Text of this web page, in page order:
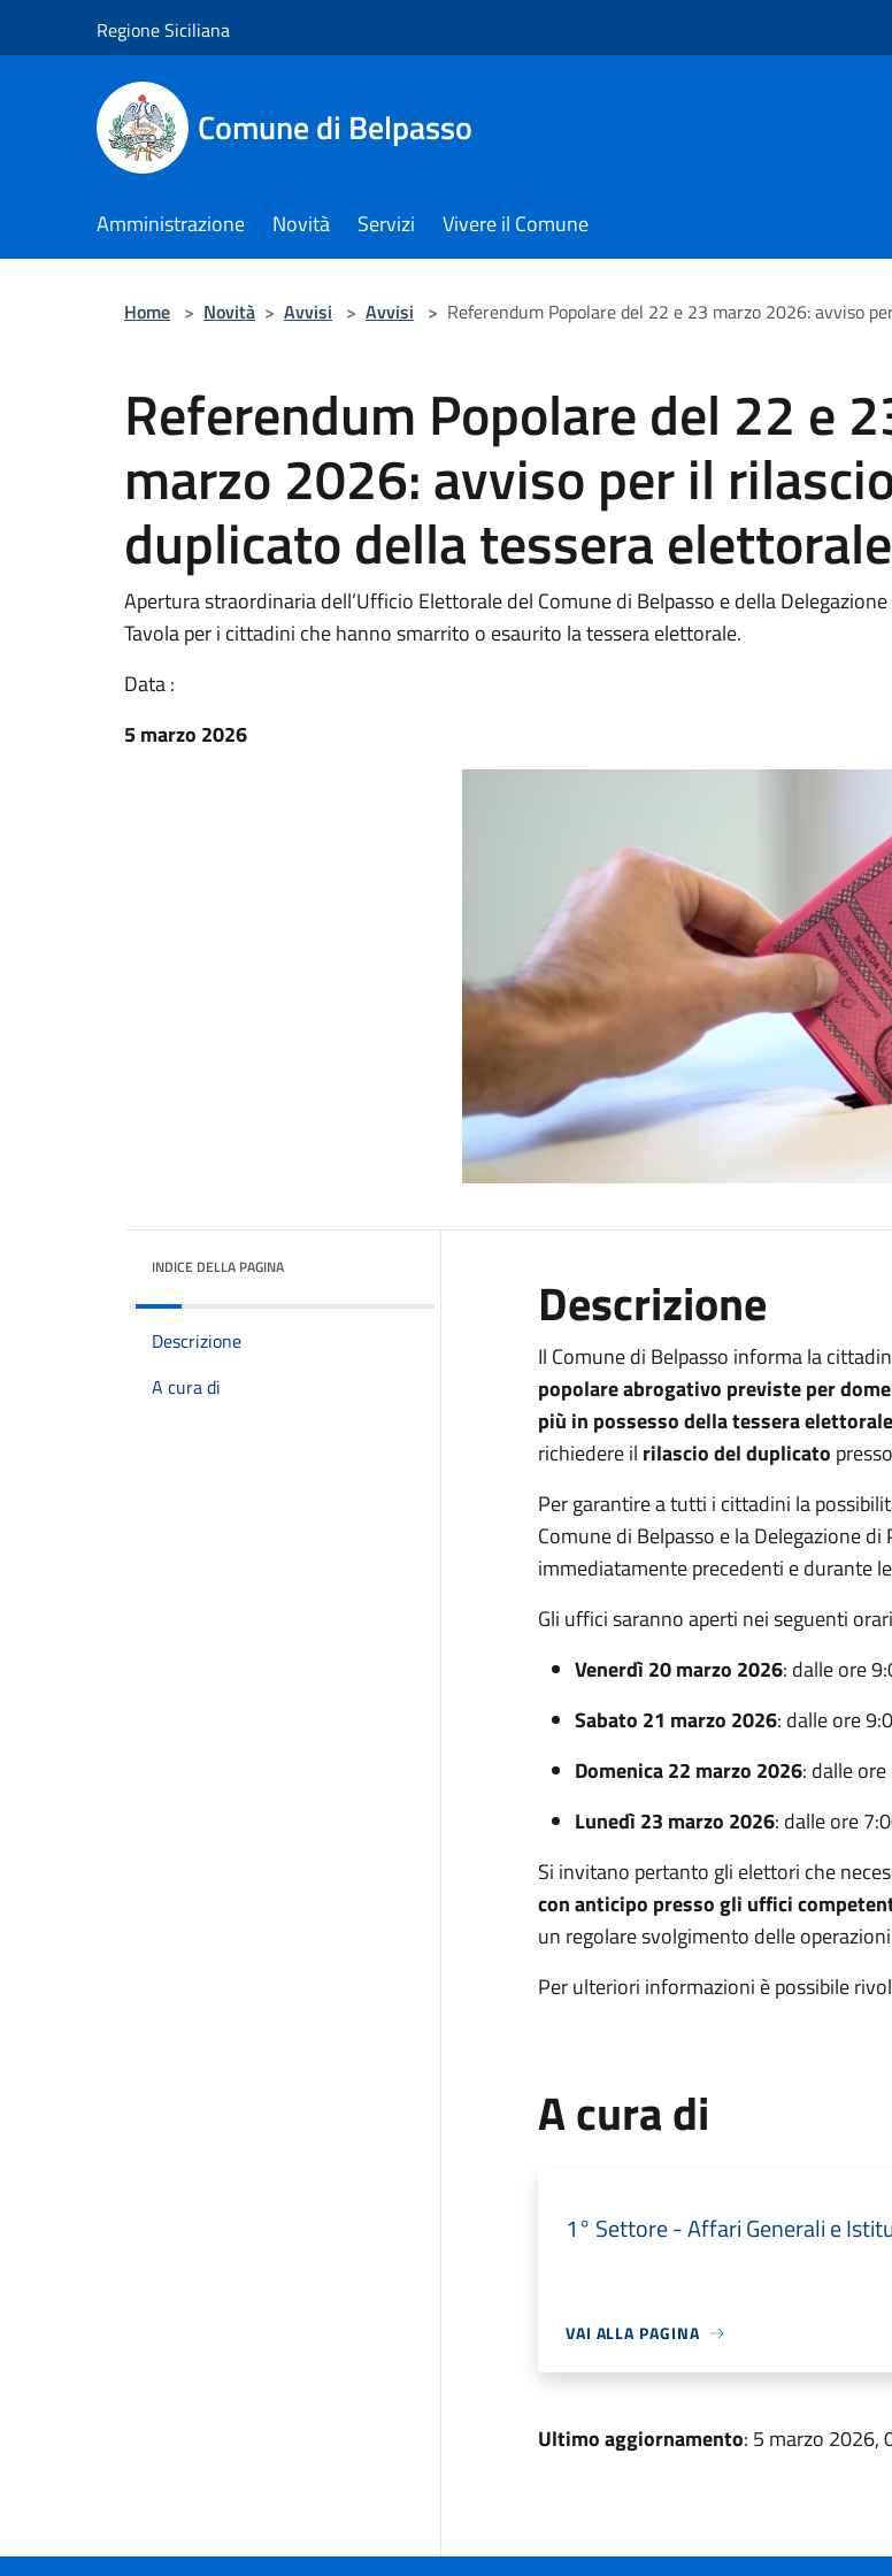
Regione Siciliana
Comune di Belpasso
Amministrazione Novità Servizi Vivere il Comune
Home > Novità > Avvisi > Avvisi > Referendum Popolare del 22 e 23 marzo 2026: avviso
Referendum Popolare del 22 e
marzo 2026: avviso per il
duplicato della tessera elettorale
Apertura straordinaria dell’Ufficio Elettorale del Comune di Belpasso e della
Tavola per i cittadini che hanno smarrito o esaurito la tessera elettorale.
Data :
5 marzo 2026
INDICE DELLA PAGINA
Descrizione
A cura di
Descrizione
Il Comune di Belpasso informa la
popolare abrogativo previste per
più in possesso della tessera elettorale
richiedere il rilascio del duplicato
Per garantire a tutti i cittadini la
Comune di Belpasso e la Delegazione
immediatamente precedenti e durante
Gli uffici saranno aperti nei seguenti
Venerdì 20 marzo 2026: dalle ore
Sabato 21 marzo 2026: dalle ore
Domenica 22 marzo 2026: dalle
Lunedì 23 marzo 2026: dalle ore
Si invitano pertanto gli elettori che
con anticipo presso gli uffici
un regolare svolgimento delle
Per ulteriori informazioni è possibile
A cura di
1° Settore - Affari Generali e
VAI ALLA PAGINA
Ultimo aggiornamento: 5 marzo 2026,